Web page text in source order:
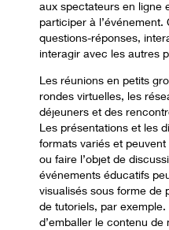
aux spectateurs en ligne
participer à
questions-réponses,
interagir avec les autres
Les réunions en petits
rondes virtuelles, les
déjeuners et des
Les présentations et les
formats variés et
ou faire l’objet de
événements éducatifs
visualisés sous forme de
de tutoriels, par
d’emballer le contenu